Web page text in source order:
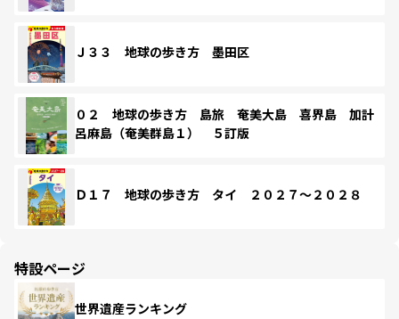
Ｊ３３ 地球の歩き方 墨田区
０２ 地球の歩き方 島旅 奄美大島 喜界島 加計
呂麻島（奄美群島１） ５訂版
Ｄ１７ 地球の歩き方 タイ ２０２７～２０２８
特設ページ
世界遺産ランキング